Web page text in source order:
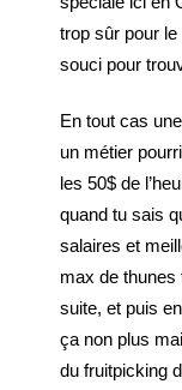
trop sûr pour
souci pour
En tout cas
un métier
les 50$ de
quand tu sais
salaires et
max de
suite, et puis
ça non plus
du fruitpicking